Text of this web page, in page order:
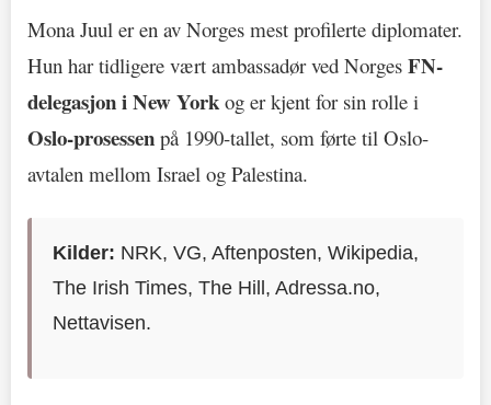
Mona Juul er en av Norges mest profilerte diplomater.
Hun har tidligere vært ambassadør ved Norges FN-
delegasjon i New York og er kjent for sin rolle i
Oslo-prosessen på 1990-tallet, som førte til Oslo-
avtalen mellom Israel og Palestina.
Kilder: NRK, VG, Aftenposten, Wikipedia,
The Irish Times, The Hill, Adressa.no,
Nettavisen.